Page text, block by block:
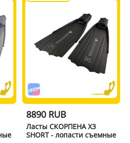
8890 RUB
Ласты СКОРПЕНА X3
SHORT - лопасти съемные